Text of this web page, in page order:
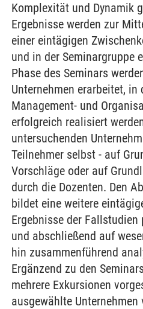
Komplexität und Dynamik
Ergebnisse werden zur
einer eintägigen
und in der Seminargruppe
Phase des Seminars
Unternehmen erarbeitet, in
Management- und
erfolgreich realisiert
untersuchenden
Teilnehmer selbst - auf
Vorschläge oder auf
durch die Dozenten. Den
bildet eine weitere
Ergebnisse der
und abschließend auf
hin zusammenführend
Ergänzend zu den
mehrere Exkursionen
ausgewählte